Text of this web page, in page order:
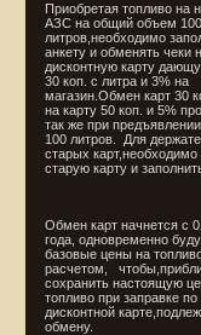
Приобретая топливо на
АЗС на общий объем 100
литров,необходимо
анкету и обменять чеки
дисконтную карту
30 коп. с литра и 3% на
магазин.Обмен карт 30
на карту 50 коп. и 5%
так же при
100 литров. Для
старых карт,необходимо
старую карту и
Обмен карт начнется с
года, одновременно
базовые цены на
расчетом,
сохранить настоящую
топливо при заправке по
дисконтной
обмену.